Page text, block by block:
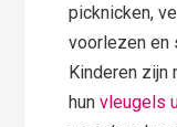
picknicken,
voorlezen en
Kinderen zijn
hunvleugels